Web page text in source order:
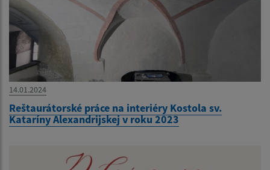
14.01.2024
Reštaurátorské práce na interiéry Kostola sv.
Kataríny Alexandrijskej v roku 2023